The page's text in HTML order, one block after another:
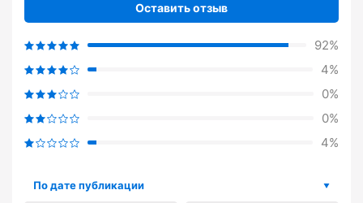
Оставить отзыв
92%
4%
0%
0%
4%
По дате публикации